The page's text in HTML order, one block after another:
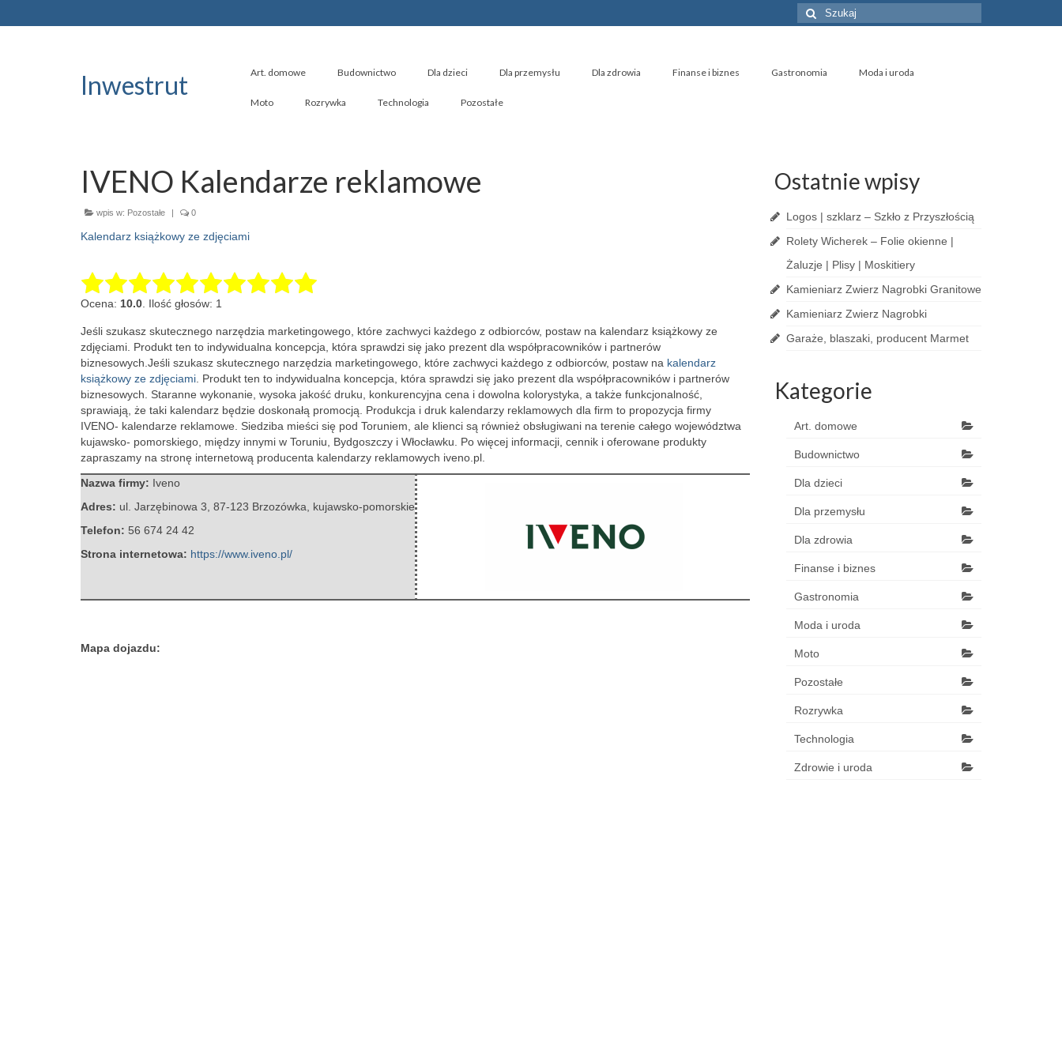
Szuklaj
w:
Inwestrut Art. domowe Budownictwo Dla dzieci Dla przemysłu Dla zdrowia Finanse i biznes Gastronomia Moda i uroda
Moto Rozrywka Technologia Pozostałe
IVENO Kalendarze reklamowe
wpis w: Pozostałe | 0
Kalendarz książkowy ze zdjęciami
Ocena: 10.0 . Ilość głosów: 1
Jeśli szukasz skutecznego narzędzia marketingowego, które zachwyci każdego z odbiorców, postaw na kalendarz książkowy ze
zdjęciami. Produkt ten to indywidualna koncepcja, która sprawdzi się jako prezent dla współpracowników i partnerów
biznesowych. Jeśli szukasz skutecznego narzędzia marketingowego, które zachwyci każdego z odbiorców, postaw na kalendarz
książkowy ze zdjęciami . Produkt ten to indywidualna koncepcja, która sprawdzi się jako prezent dla współpracowników i partnerów
biznesowych. Staranne wykonanie, wysoka jakość druku, konkurencyjna cena i dowolna kolorystyka, a także funkcjonalność,
sprawiają, że taki kalendarz będzie doskonałą promocją. Produkcja i druk kalendarzy reklamowych dla firm to propozycja firmy
IVENO- kalendarze reklamowe. Siedziba mieści się pod Toruniem, ale klienci są również obsługiwani na terenie całego województwa
kujawsko- pomorskiego, między innymi w Toruniu, Bydgoszczy i Włocławku. Po więcej informacji, cennik i oferowane produkty
zapraszamy na stronę internetową producenta kalendarzy reklamowych iveno.pl.
Nazwa firmy: Iveno
Adres: ul. Jarzębinowa 3 87-123 Brzozówka
kujawsko-pomorskie
Telefon: 56 674 24 42
Strona internetowa: https://www.iveno.pl/
Mapa dojazdu:
Ostatnie wpisy
Logos | szklarz – Szkło z Przyszłością
Rolety Wicherek – Folie okienne |
Żaluzje | Plisy | Moskitiery
Kamieniarz Zwierz Nagrobki Granitowe
Kamieniarz Zwierz Nagrobki
Garaże, blaszaki, producent Marmet
Kategorie
Art. domowe
Budownictwo
Dla dzieci
Dla przemysłu
Dla zdrowia
Finanse i biznes
Gastronomia
Moda i uroda
Moto
Pozostałe
Rozrywka
Technologia
Zdrowie i uroda